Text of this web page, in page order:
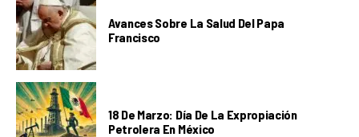
Avances Sobre La Salud Del Papa
Francisco
18 De Marzo: Día De La Expropiación
Petrolera En México